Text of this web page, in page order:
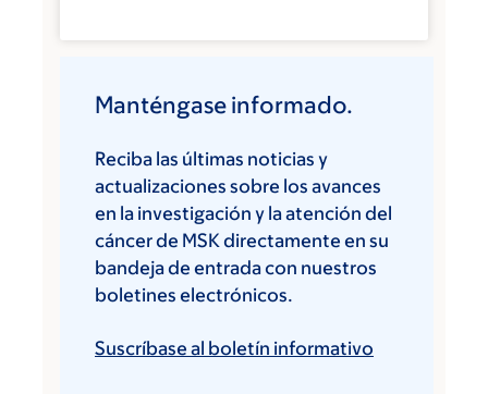
Manténgase informado.
Reciba las últimas noticias y
actualizaciones sobre los avances
en la investigación y la atención del
cáncer de MSK directamente en su
bandeja de entrada con nuestros
boletines electrónicos.
Suscríbase al boletín informativo